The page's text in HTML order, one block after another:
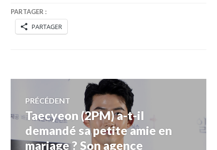
PARTAGER :
PARTAGER
Navigation
de
PRÉCÉDENT
Article
précédent :
Taecyeon (2PM) a-t-il
demandé sa petite amie en
mariage ? Son agence